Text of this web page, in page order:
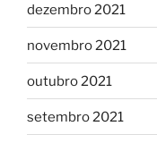
dezembro 2021
novembro 2021
outubro 2021
setembro 2021